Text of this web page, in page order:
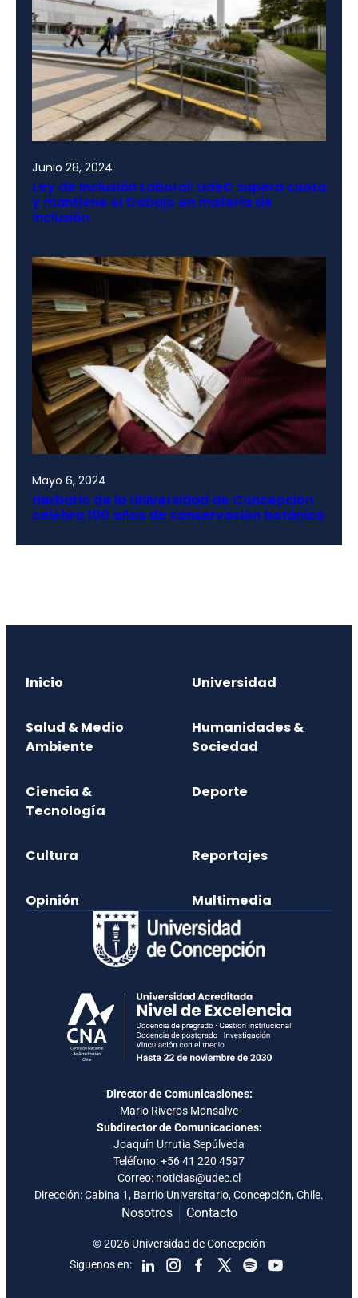
Junio 28, 2024
Ley de Inclusión Laboral: UdeC supera cuota
y mantiene el trabajo en materia de
inclusión
Mayo 6, 2024
Herbario de la Universidad de Concepción
celebra 100 años de conservación botánica
Inicio Universidad
Salud & Medio
Ambiente
Humanidades &
Sociedad
Ciencia &
Tecnología
Deporte
Cultura Reportajes
Opinión Multimedia
Director de Comunicaciones:
Mario Riveros Monsalve
Subdirector de Comunicaciones:
Joaquín Urrutia Sepúlveda
Teléfono:+56 41 220 4597
Correo: noticias@udec.cl
Dirección: Cabina 1, Barrio Universitario, Concepción, Chile.
Nosotros Contacto
Síguenos en:
© 2026 Universidad de Concepción